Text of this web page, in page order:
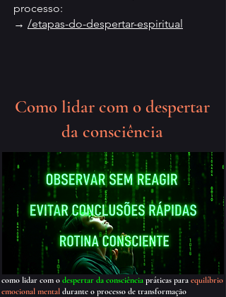
processo:
→ /etapas-do-despertar-espiritual
Como lidar com o despertar
da consciência
como lidar com o despertar da consciência práticas para equilíbrio
emocional mental durante o processo de transformação